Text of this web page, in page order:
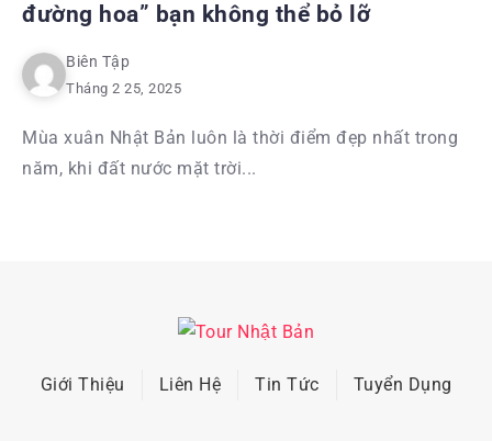
đường hoa” bạn không thể bỏ lỡ
Biên Tập
Tháng 2 25, 2025
Mùa xuân Nhật Bản luôn là thời điểm đẹp nhất trong
năm, khi đất nước mặt trời...
Giới Thiệu Liên Hệ Tin Tức Tuyển Dụng